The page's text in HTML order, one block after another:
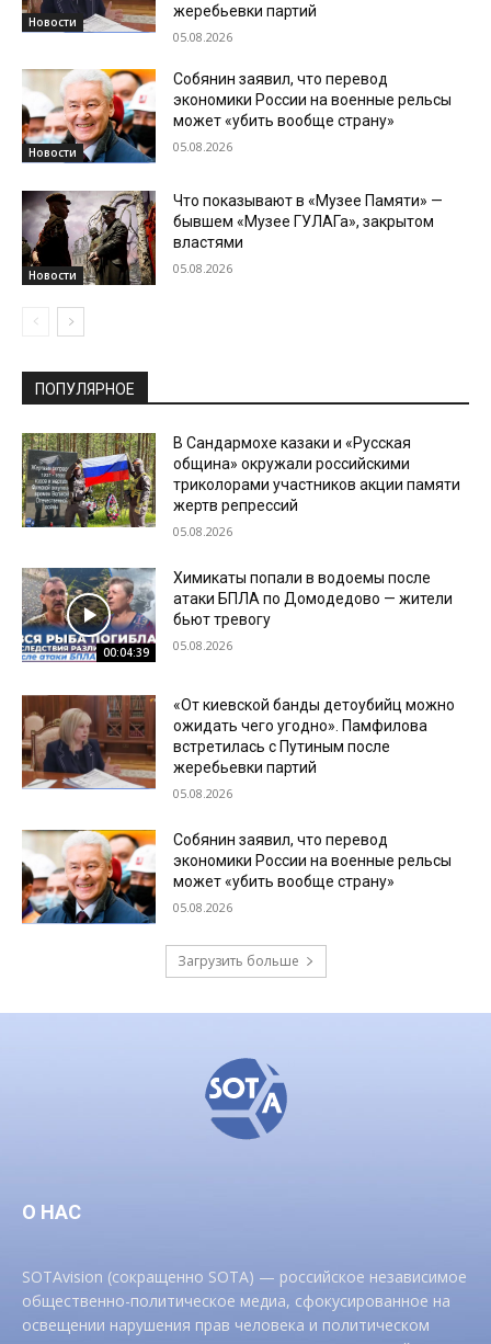
Новости
жеребьевки партий
05.08.2026
Новости
Собянин заявил, что перевод
экономики России на военные рельсы
может «убить вообще страну»
05.08.2026
Новости
Что показывают в «Музее Памяти» —
бывшем «Музее ГУЛАГа», закрытом
властями
05.08.2026
ПОПУЛЯРНОЕ
В Сандармохе казаки и «Русская
община» окружали российскими
триколорами участников акции памяти
жертв репрессий
05.08.2026
00:04:39
Химикаты попали в водоемы после
атаки БПЛА по Домодедово — жители
бьют тревогу
05.08.2026
«От киевской банды детоубийц можно
ожидать чего угодно». Памфилова
встретилась с Путиным после
жеребьевки партий
05.08.2026
Собянин заявил, что перевод
экономики России на военные рельсы
может «убить вообще страну»
05.08.2026
Загрузить больше
О НАС
SOTAvision (сокращенно SOTA) — российское независимое
общественно-политическое медиа, сфокусированное на
освещении нарушения прав человека и политическом